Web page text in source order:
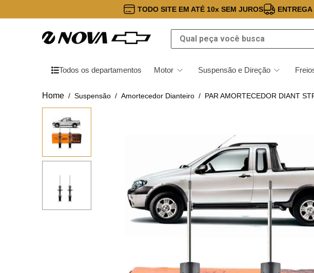
TODO SITE EM ATÉ 10x SEM JUROS
Qual peça você busca
Todos os departamentos Motor Suspensão e Direção
Suspensão Amortecedor Dianteiro PAR AMORTECEDOR DIANT